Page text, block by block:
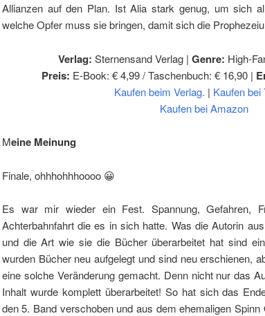
Allianzen auf den Plan. Ist Alia stark genug, um sich
welche Opfer muss sie bringen, damit sich die
Verlag: Sternensand Verlag |Genre: High-
Preis: E-Book: € 4,99 / Taschenbuch: € 16,90 |
Kaufen beim Verlag. | Kaufen bei
Kaufen bei Amazon
Meine Meinung
Finale, ohhhohhhoooo 😀
Es war mir wieder ein Fest. Spannung, Gefahren,
Achterbahnfahrt die es in sich hatte. Was die Autorin
und die Art wie sie die Bücher überarbeitet hat sind
wurden Bücher neu aufgelegt und sind neu erschienen,
eine solche Veränderung gemacht. Denn nicht nur das
Inhalt wurde komplett überarbeitet! So hat sich das
den 5. Band verschoben und aus dem ehemaligen